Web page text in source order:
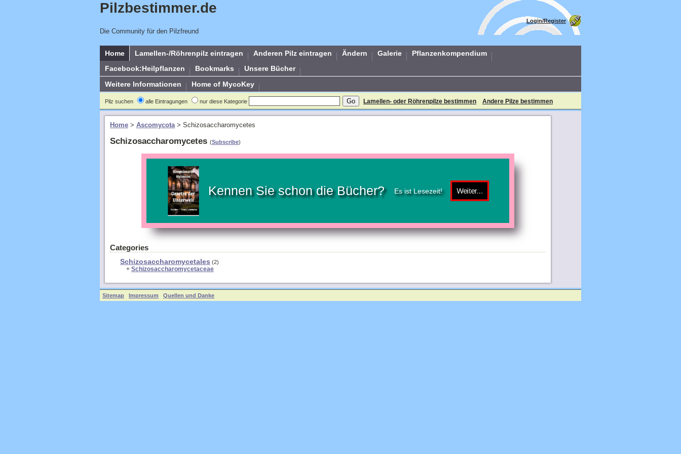
Login/Register
Pilzbestimmer.de
Die Community für den Pilzfreund
Home Lamellen-/Röhrenpilz eintragen Anderen Pilz eintragen Ändern Galerie
Pflanzenkompendium
Facebook:Heilpflanzen
Bookmarks
Unsere Bücher
Weitere Informationen
Home of MycoKey
Pilz suchen alle Eintragungen nur diese Kategorie Lamellen- oder Röhrenpilze bestimmen Andere Pilze bestimmen
Home > Ascomycota> Schizosaccharomycetes
Schizosaccharomycetes (Subscribe)
Kennen Sie schon die Bücher? Es ist Lesezeit!
Categories
Schizosaccharomycetales (2)
+ Schizosaccharomycetaceae
Sitemap Impressum Quellen und Danke